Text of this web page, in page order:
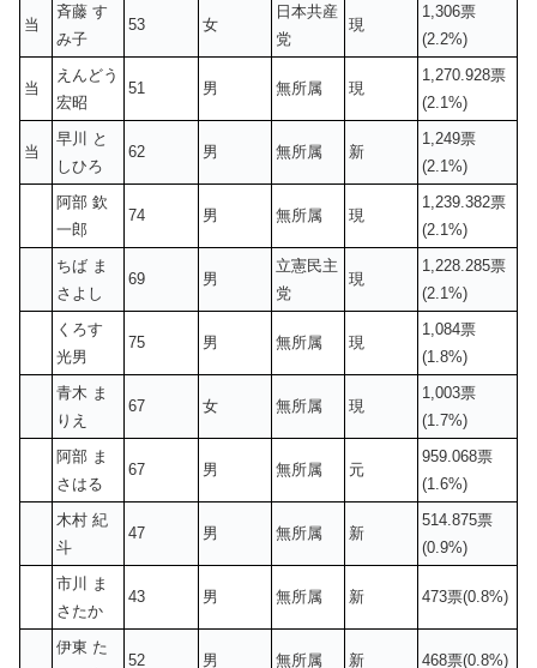
当
斉藤 す
み子
53 女
日本共産
党
現
1,306票
(2.2%)
当
えんどう
宏昭
51 男 無所属 現
1,270.928票
(2.1%)
当
早川 と
しひろ
62 男 無所属 新
1,249票
(2.1%)
阿部 欽
一郎
74 男 無所属 現
1,239.382票
(2.1%)
ちば ま
さよし
69 男
立憲民主
党
現
1,228.285票
(2.1%)
くろす
光男
75 男 無所属 現
1,084票
(1.8%)
青木 ま
りえ
67 女 無所属 現
1,003票
(1.7%)
阿部 ま
さはる
67 男 無所属 元
959.068票
(1.6%)
木村 紀
斗
47 男 無所属 新
514.875票
(0.9%)
市川 ま
さたか
43 男 無所属 新 473票(0.8%)
伊東 た
52 男 無所属 新 468票(0.8%)